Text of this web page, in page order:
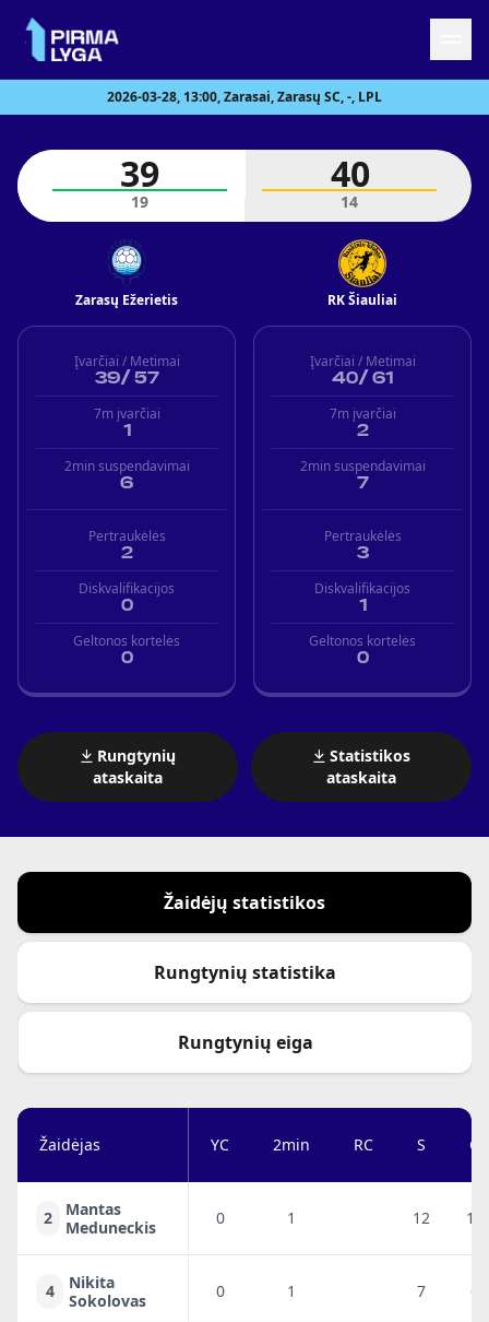
Naujienos
Tvarkaraštis
Statistika
Turnyrinė lentelė
Komandos
2026-03-28, 13:00, Zarasai, Zarasų SC, -, LPL
Zarasų Ežerietis
39 40
19 14
RK Šiauliai
Įvarčiai / Metimai
39/ 57
7m įvarčiai
1
2min suspendavimai
6
Pertraukėlės
2
Diskvalifikacijos
0
Geltonos kortelės
0
Įvarčiai / Metimai
40/ 61
7m įvarčiai
2
2min suspendavimai
7
Pertraukėlės
3
Diskvalifikacijos
1
Geltonos kortelės
0
Rungtynių
ataskaita
Statistikos
ataskaita
Žaidėjų statistikos
Rungtynių statistika
Rungtynių eiga
Žaidėjas YC 2min RC S G
2
Mantas
Meduneckis
0 1 12 10
4
Nikita
Sokolovas
0 1 7 6